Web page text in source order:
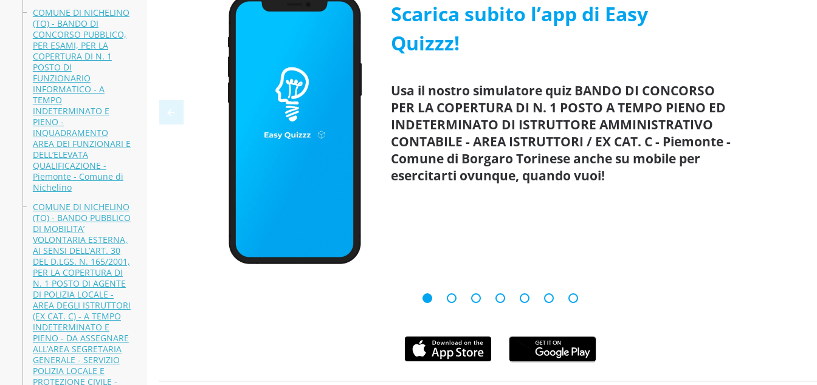
COMUNE DI NICHELINO
(TO) - BANDO DI
CONCORSO PUBBLICO,
PER ESAMI, PER LA
COPERTURA DI N. 1
POSTO DI
FUNZIONARIO
INFORMATICO - A
TEMPO
INDETERMINATO E
PIENO -
INQUADRAMENTO
AREA DEI FUNZIONARI E
DELL’ELEVATA
QUALIFICAZIONE -
Piemonte - Comune di
Nichelino
COMUNE DI NICHELINO
(TO) - BANDO PUBBLICO
DI MOBILITA’
VOLONTARIA ESTERNA,
AI SENSI DELL’ART. 30
DEL D.LGS. N. 165/2001,
PER LA COPERTURA DI
N. 1 POSTO DI AGENTE
DI POLIZIA LOCALE -
AREA DEGLI ISTRUTTORI
(EX CAT. C) - A TEMPO
INDETERMINATO E
PIENO - DA ASSEGNARE
ALL’AREA SEGRETARIA
GENERALE - SERVIZIO
POLIZIA LOCALE E
PROTEZIONE CIVILE -
Scarica subito l’app di Easy
Quizzz!
Usa il nostro simulatore quiz BANDO DI CONCORSO
PER LA COPERTURA DI N. 1 POSTO A TEMPO PIENO ED
INDETERMINATO DI ISTRUTTORE AMMINISTRATIVO
CONTABILE - AREA ISTRUTTORI / EX CAT. C - Piemonte -
Comune di Borgaro Torinese anche su mobile per
esercitarti ovunque, quando vuoi!